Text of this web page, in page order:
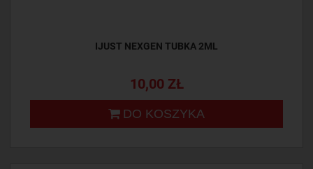
IJUST NEXGEN TUBKA 2ML
10,00 ZŁ
DO KOSZYKA